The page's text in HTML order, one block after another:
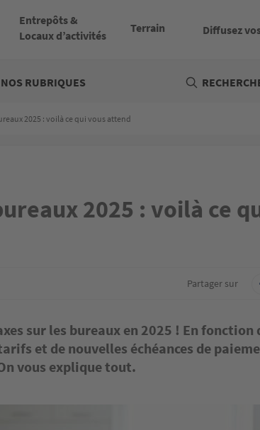
Entrepôts &
Locaux d’activités
Terrain Diffusez
NOS RUBRIQUES
2025 : voilà ce qui vous attend
2025 : voilà ce
Partager sur
sur les bureaux en 2025 ! En fonction
et de nouvelles échéances de
vous explique tout.